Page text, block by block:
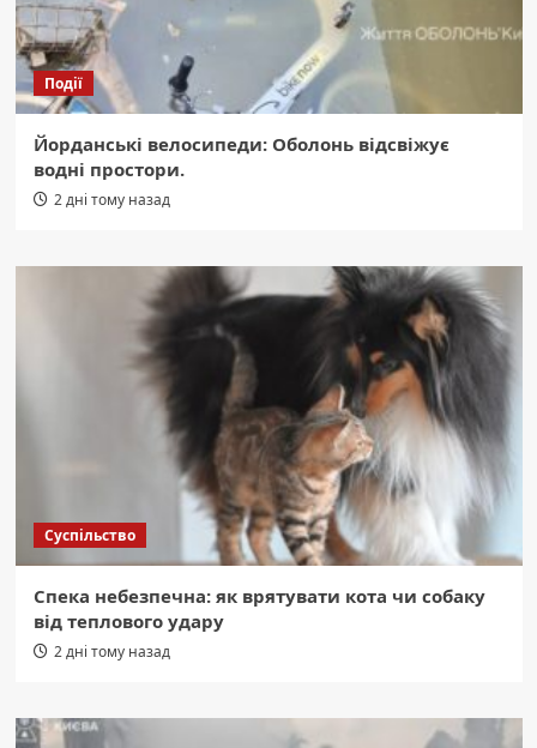
Події
Йорданські велосипеди: Оболонь відсвіжує
водні простори.
2 дні тому назад
Суспільство
Спека небезпечна: як врятувати кота чи собаку
від теплового удару
2 дні тому назад